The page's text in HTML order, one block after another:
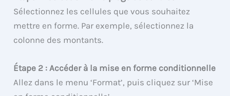
Sélectionnez les cellules que vous souhaitez
mettre en forme. Par exemple, sélectionnez la
colonne des montants.
Étape 2 : Accéder à la mise en forme conditionnelle
Allez dans le menu ‘Format’, puis cliquez sur ‘Mise